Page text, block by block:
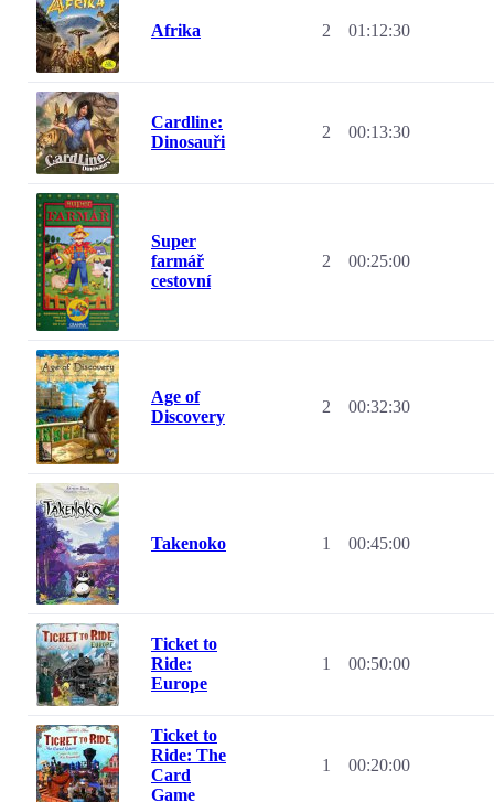
Afrika 2 01:12:30
Cardline:
Dinosauři
2 00:13:30
Super
farmář
cestovní
2 00:25:00
Age of
Discovery
2 00:32:30
Takenoko 1 00:45:00
Ticket to
Ride:
Europe
1 00:50:00
Ticket to
Ride: The
Card
Game
1 00:20:00